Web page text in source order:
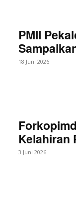
PMII
18 Juni 2026
Kelahiran
3 Juni 2026